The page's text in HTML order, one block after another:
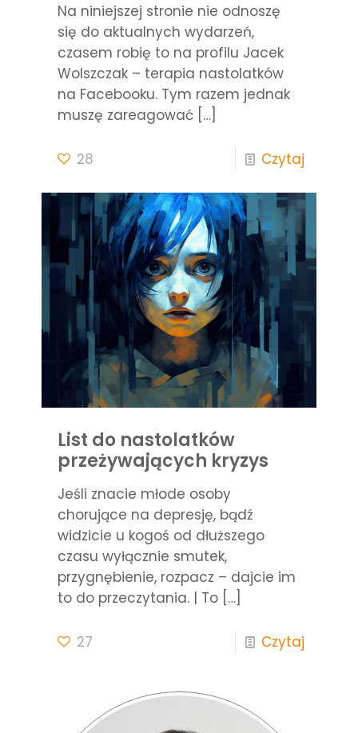
Na niniejszej stronie nie odnoszę
się do aktualnych wydarzeń,
czasem robię to na profilu Jacek
Wolszczak – terapia nastolatków
na Facebooku. Tym razem jednak
muszę zareagować […]
28 Czytaj
List do nastolatków
przeżywających kryzys
Jeśli znacie młode osoby
chorujące na depresję, bądź
widzicie u kogoś od dłuższego
czasu wyłącznie smutek,
przygnębienie, rozpacz – dajcie im
to do przeczytania. | To […]
27 Czytaj